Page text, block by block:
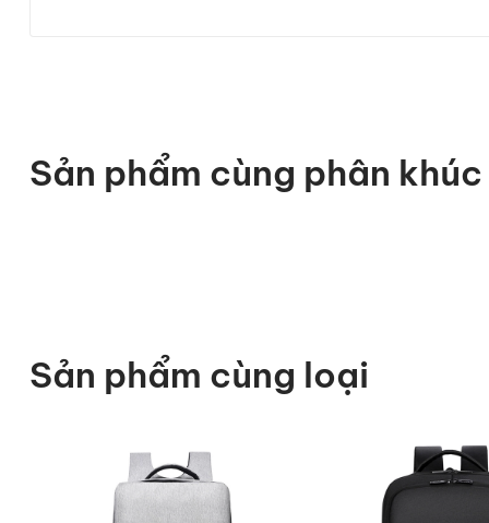
Sản phẩm cùng phân khúc
Sản phẩm cùng loại